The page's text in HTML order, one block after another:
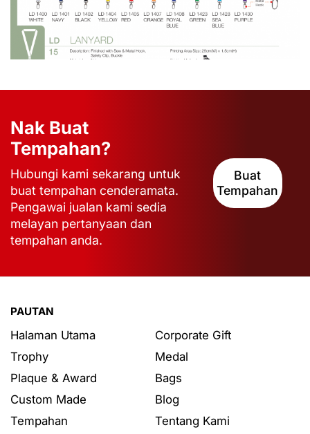
Nak Buat
Tempahan?
Hubungi kami sekarang untuk
buat tempahan cenderamata.
Pengawai jualan kami sedia
melayan pertanyaan dan
tempahan anda.
Buat
Tempahan
PAUTAN
Halaman Utama
Corporate Gift
Trophy
Medal
Plaque & Award
Bags
Custom Made
Blog
Tempahan
Tentang Kami